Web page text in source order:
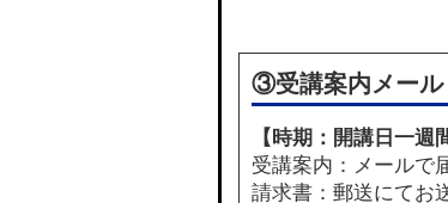
③受講案内メール
【時期：開講日一週
受講案内：メールで
請求書：郵送にてお